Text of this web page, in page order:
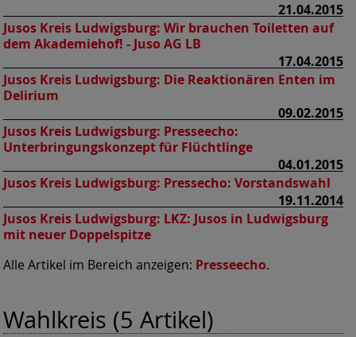
21.04.2015
Jusos Kreis Ludwigsburg: Wir brauchen Toiletten auf
dem Akademiehof! - Juso AG LB
17.04.2015
Jusos Kreis Ludwigsburg: Die Reaktionären Enten im
Delirium
09.02.2015
Jusos Kreis Ludwigsburg: Presseecho:
Unterbringungskonzept für Flüchtlinge
04.01.2015
Jusos Kreis Ludwigsburg: Pressecho: Vorstandswahl
19.11.2014
Jusos Kreis Ludwigsburg: LKZ: Jusos in Ludwigsburg
mit neuer Doppelspitze
Alle Artikel im Bereich anzeigen: Presseecho.
Wahlkreis (5 Artikel)